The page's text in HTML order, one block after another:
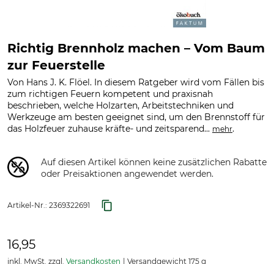
Richtig Brennholz machen – Vom Baum
zur Feuerstelle
Von Hans J. K. Flöel. In diesem Ratgeber wird vom Fällen bis
zum richtigen Feuern kompetent und praxisnah
beschrieben, welche Holzarten, Arbeitstechniken und
Werkzeuge am besten geeignet sind, um den Brennstoff für
das Holzfeuer zuhause kräfte- und zeitsparend... mehr.
Auf diesen Artikel können keine zusätzlichen Rabatte
oder Preisaktionen angewendet werden.
Artikel-Nr.: 2369322691
16,95
inkl. MwSt. zzgl. Versandkosten Versandgewicht 175 g